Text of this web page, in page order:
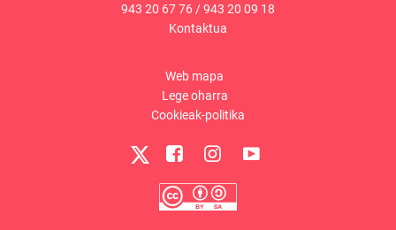
943 20 67 76 /943 20 09 18
Kontaktua
Web mapa
Lege oharra
Cookieak-politika